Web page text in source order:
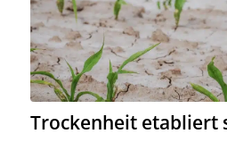
Trockenheit etabliert